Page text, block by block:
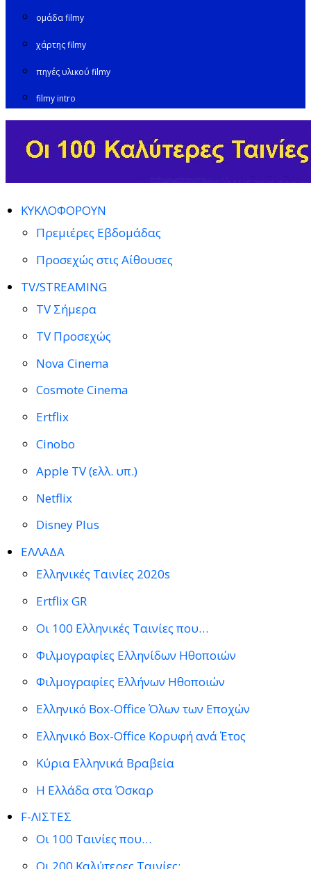
ομάδα filmy
χάρτης filmy
πηγές υλικού filmy
filmy intro
ΚΥΚΛΟΦΟΡΟΥΝ
Πρεμιέρες Εβδομάδας
Προσεχώς στις Αίθουσες
TV/STREAMING
TV Σήμερα
TV Προσεχώς
Nova Cinema
Cosmote Cinema
Ertflix
Cinobo
Apple TV (ελλ. υπ.)
Netflix
Disney Plus
ΕΛΛΑΔΑ
Ελληνικές Ταινίες 2020s
Ertflix GR
Οι 100 Ελληνικές Ταινίες που…
Φιλμογραφίες Ελληνίδων Ηθοποιών
Φιλμογραφίες Ελλήνων Ηθοποιών
Ελληνικό Box-Office Όλων των Εποχών
Ελληνικό Box-Office Κορυφή ανά Έτος
Κύρια Ελληνικά Βραβεία
Η Ελλάδα στα Όσκαρ
F-ΛΙΣΤΕΣ
Οι 100 Ταινίες που…